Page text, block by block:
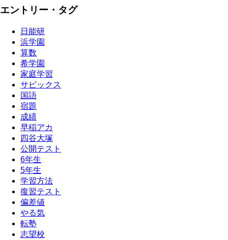
エントリー・タグ
日能研
浜学園
算数
希学園
家庭学習
サピックス
国語
宿題
成績
早稲アカ
四谷大塚
公開テスト
6年生
5年生
学習方法
復習テスト
偏差値
やる気
転塾
志望校